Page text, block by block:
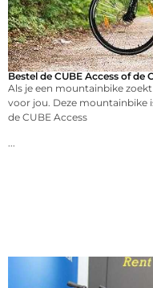
Bestel de CUBE Access of de
Als je een mountainbike
voor jou. Deze mountainbike
de CUBE Access
...